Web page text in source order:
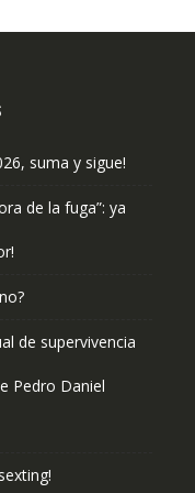
suma y sigue!
de la fuga”: ya
de supervivencia
Pedro Daniel